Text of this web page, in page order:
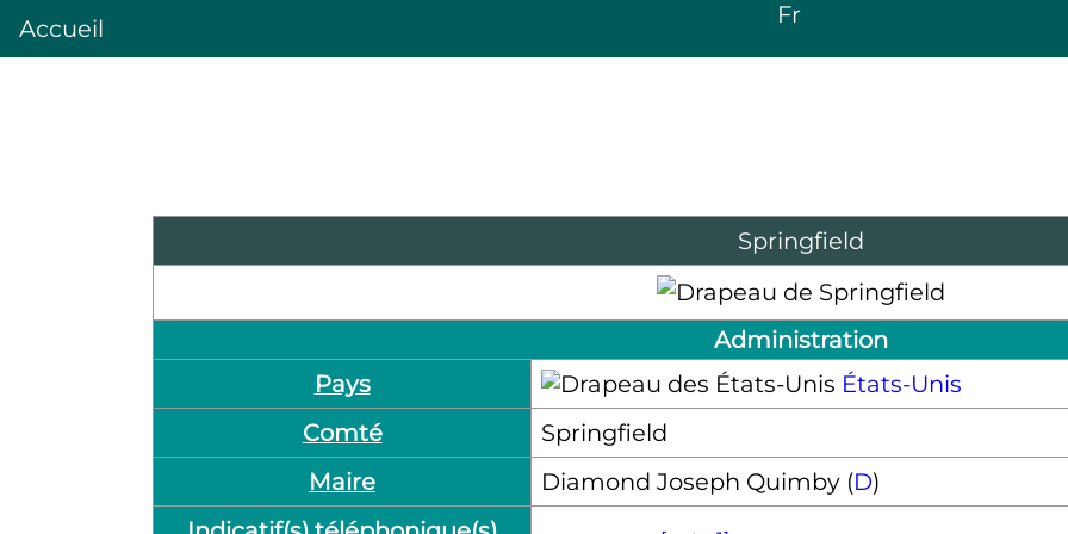
Accueil Fr
Springfield
Administration
Pays
États-Unis
Comté
Springfield
Maire
Diamond Joseph Quimby (D)